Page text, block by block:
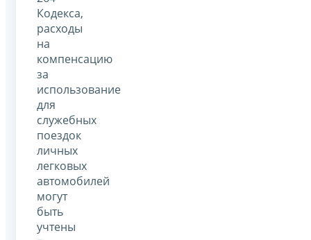
Кодекса,
расходы
на
компенсацию
за
использование
для
служебных
поездок
личных
легковых
автомобилей
могут
быть
учтены